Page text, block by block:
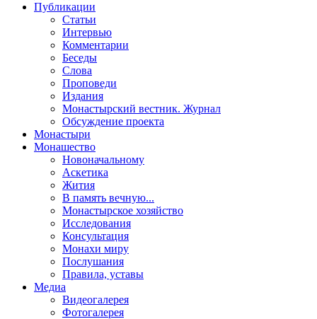
Публикации
Статьи
Интервью
Комментарии
Беседы
Слова
Проповеди
Издания
Монастырский вестник. Журнал
Обсуждение проекта
Монастыри
Монашество
Новоначальному
Аскетика
Жития
В память вечную...
Монастырское хозяйство
Исследования
Консультация
Монахи миру
Послушания
Правила, уставы
Медиа
Видеогалерея
Фотогалерея